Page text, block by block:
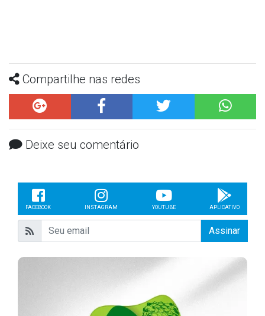
Compartilhe nas redes
Deixe seu comentário
FACEBOOK INSTAGRAM YOUTUBE APLICATIVO
Assinar